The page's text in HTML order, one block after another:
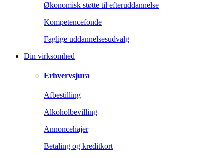
Økonomisk støtte til efteruddannelse
Kompetencefonde
Faglige uddannelsesudvalg
Din virksomhed
Erhvervsjura
Afbestilling
Alkoholbevilling
Annoncehajer
Betaling og kreditkort